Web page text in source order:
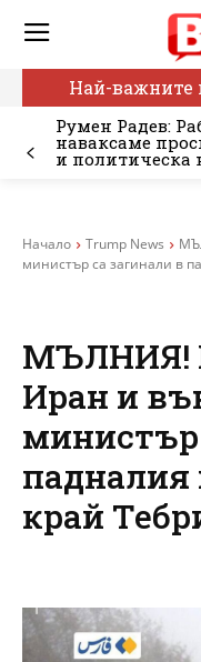
Най-важните
Румен Радев:
наваксаме
и политическа
Начало Trump News
министър са загинали в
МЪЛНИЯ!
Иран и
министър
падналия
край